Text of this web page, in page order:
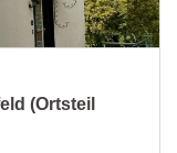
(Ortsteil